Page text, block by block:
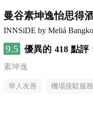
曼谷素坤逸怡思得
INNSiDE by Meliá
9.5 優異的 418 點評
素坤逸
華人友善 機場接駁服務